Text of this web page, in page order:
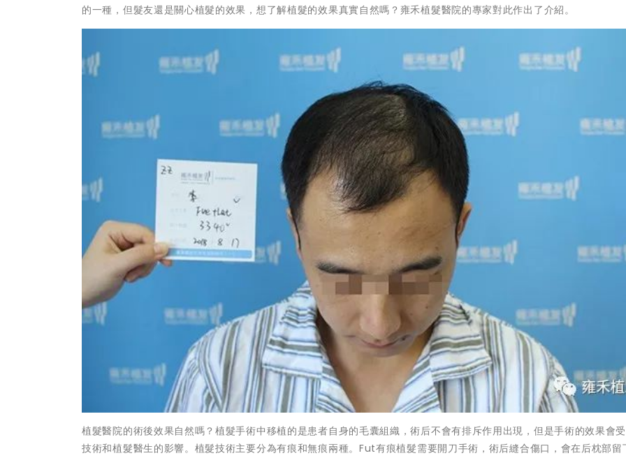
的一種，但髮友還是關心植髮的效果，想了解植髮的效果真實自然嗎？雍禾植髮醫院的專家對此作出了介紹。
植髮醫院的術後效果自然嗎？植髮手術中移植的是患者自身的毛囊組織，術后不會有排斥作用出現，但是手術的效果會
技術和植髮醫生的影響。植髮技術主要分為有痕和無痕兩種。Fut有痕植髮需要開刀手術，術后縫合傷口，會在后枕部留